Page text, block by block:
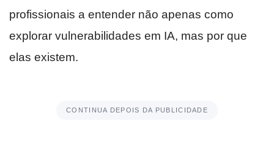
profissionais a entender não apenas como
explorar vulnerabilidades em IA, mas por que
elas existem.
CONTINUA DEPOIS DA PUBLICIDADE